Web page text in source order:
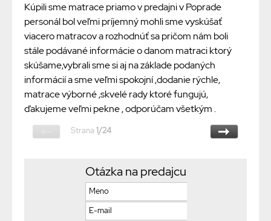
Kúpili sme matrace priamo v predajni v Poprade
personál bol veľmi príjemný mohli sme vyskúšať
viacero matracov a rozhodnúť sa pričom nám boli
stále podávané informácie o danom matraci ktorý
skúšame,vybrali sme si aj na základe podaných
informácií a sme veľmi spokojní ,dodanie rýchle,
matrace výborné ,skvelé rady ktoré fungujú,
ďakujeme veľmi pekne , odporúčam všetkým .
Strana 1/24
Otázka na predajcu